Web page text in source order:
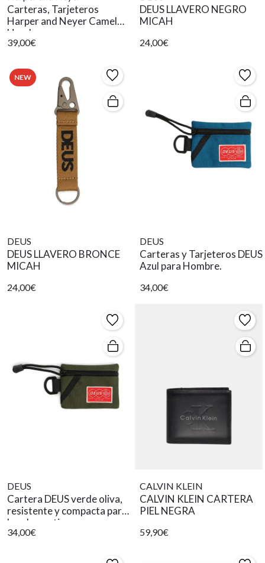
Carteras, Tarjeteros
Harper and Neyer Camel
Hombre.
39,00€
DEUS LLAVERO NEGRO
MICAH
24,00€
NEW
DEUS
DEUS LLAVERO BRONCE
MICAH
24,00€
DEUS
Carteras y Tarjeteros DEUS
Azul para Hombre.
34,00€
DEUS
Cartera DEUS verde oliva,
resistente y compacta para
hombre activo.
34,00€
CALVIN KLEIN
CALVIN KLEIN CARTERA
PIEL NEGRA
59,90€